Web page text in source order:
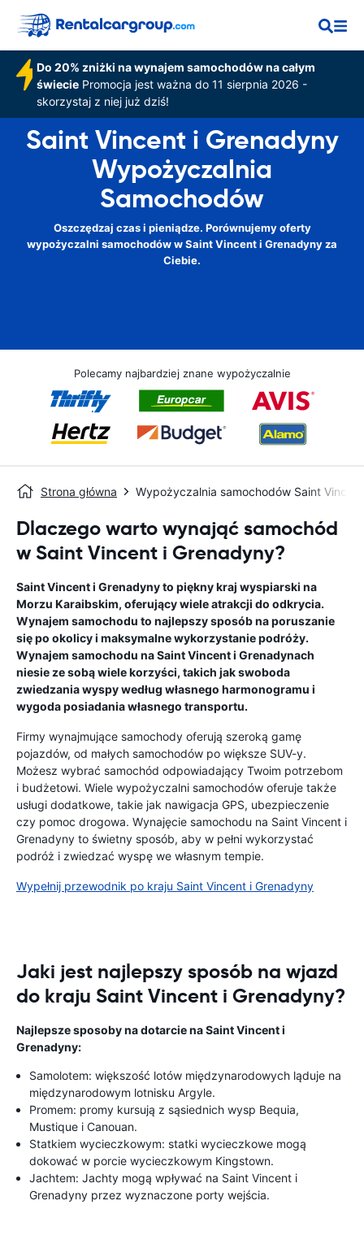
Do 20% zniżki na wynajem samochodów na całym
świeciePromocja jest ważna do 11 sierpnia 2026 -
skorzystaj z niej już dziś!
Saint Vincent i Grenadyny
Wypożyczalnia
Samochodów
Oszczędzaj czas i pieniądze. Porównujemy oferty
wypożyczalni samochodów w Saint Vincent i Grenadyny za
Ciebie.
Polecamy najbardziej znane wypożyczalnie
Strona główna Wypożyczalnia samochodów Saint
Dlaczego warto wynająć samochód
w Saint Vincent i Grenadyny?
Saint Vincent i Grenadyny to piękny kraj wyspiarski na
Morzu Karaibskim, oferujący wiele atrakcji do odkrycia.
Wynajem samochodu to najlepszy sposób na poruszanie
się po okolicy i maksymalne wykorzystanie podróży.
Wynajem samochodu na Saint Vincent i Grenadynach
niesie ze sobą wiele korzyści, takich jak swoboda
zwiedzania wyspy według własnego harmonogramu i
wygoda posiadania własnego transportu.
Firmy wynajmujące samochody oferują szeroką gamę
pojazdów, od małych samochodów po większe SUV-y.
Możesz wybrać samochód odpowiadający Twoim potrzebom
i budżetowi. Wiele wypożyczalni samochodów oferuje także
usługi dodatkowe, takie jak nawigacja GPS, ubezpieczenie
czy pomoc drogowa. Wynajęcie samochodu na Saint Vincent i
Grenadyny to świetny sposób, aby w pełni wykorzystać
podróż i zwiedzać wyspę we własnym tempie.
Wypełnij przewodnik po kraju Saint Vincent i Grenadyny
Jaki jest najlepszy sposób na wjazd
do kraju Saint Vincent i Grenadyny?
Najlepsze sposoby na dotarcie na Saint Vincent i
Grenadyny:
Samolotem: większość lotów międzynarodowych ląduje na
międzynarodowym lotnisku Argyle.
Promem: promy kursują z sąsiednich wysp Bequia,
Mustique i Canouan.
Statkiem wycieczkowym: statki wycieczkowe mogą
dokować w porcie wycieczkowym Kingstown.
Jachtem: Jachty mogą wpływać na Saint Vincent i
Grenadyny przez wyznaczone porty wejścia.